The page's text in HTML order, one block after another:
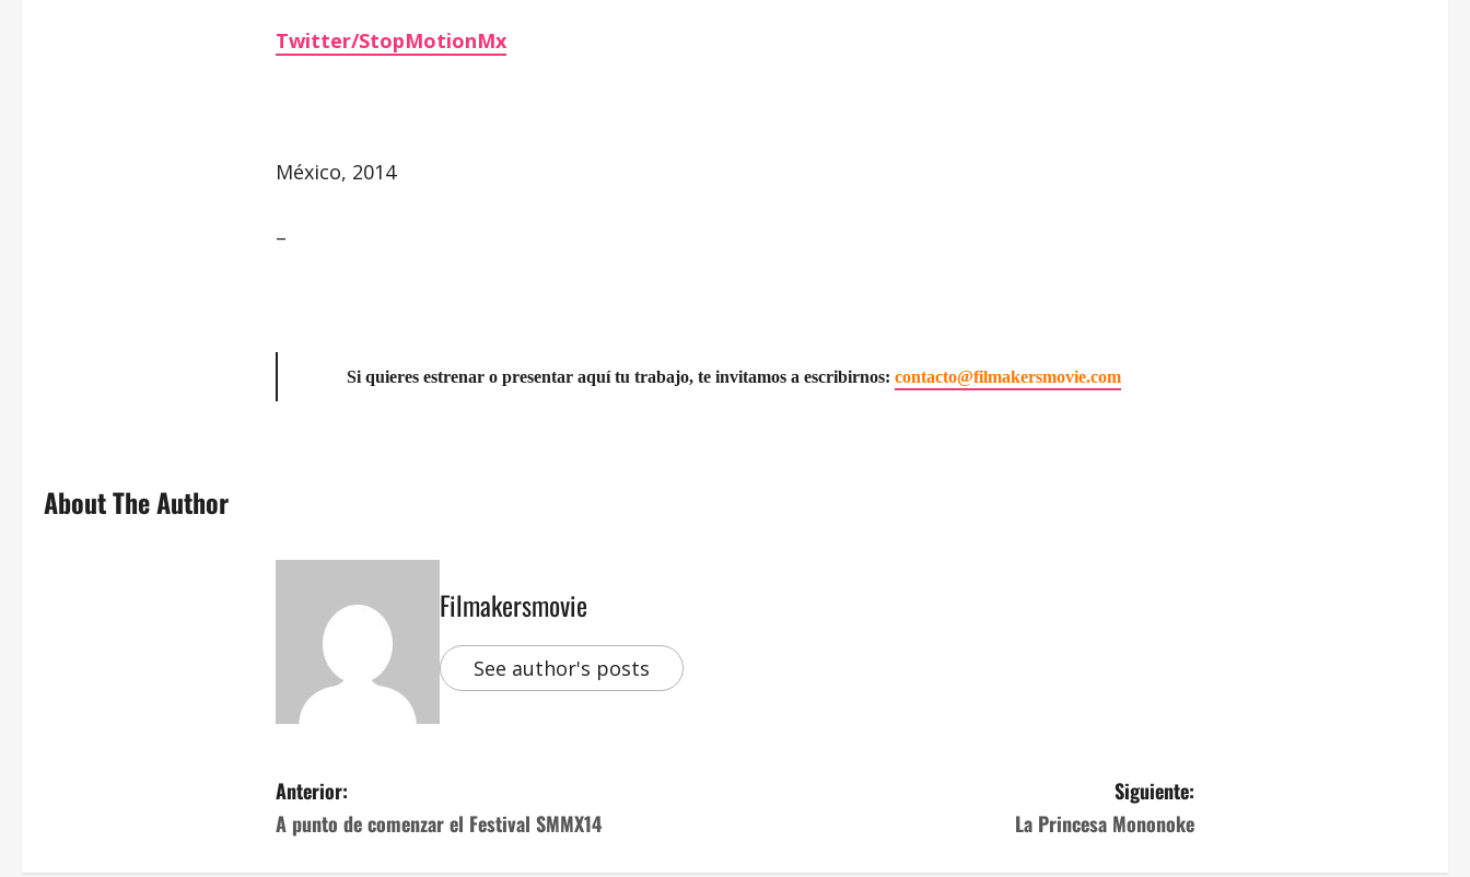
Twitter/StopMotionMx
México, 2014
–
Si quieres estrenar o presentar aquí tu trabajo, te invitamos a escribirnos:contacto@filmakersmovie.com
About The Author
Filmakersmovie
See author's posts
Anterior:
A punto de comenzar el Festival SMMX14
Siguiente:
La Princesa Mononoke